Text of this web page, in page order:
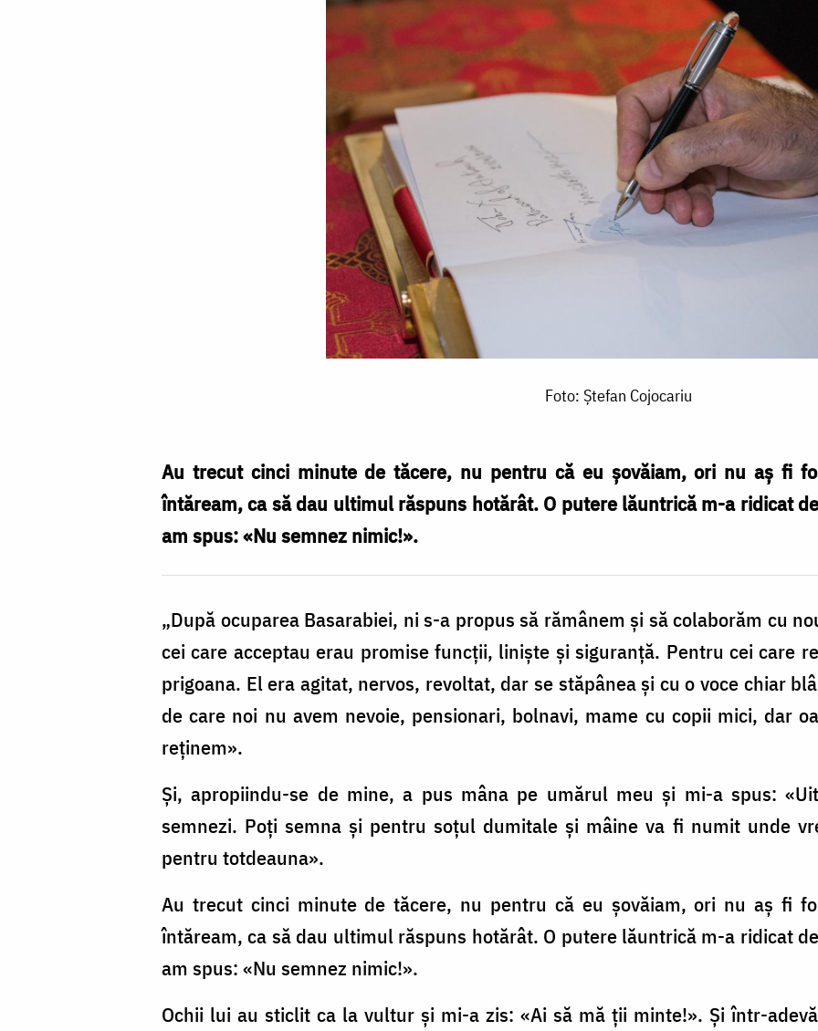
Foto: Ștefan Cojocariu
Au trecut cinci minute de tăcere, nu pentru că eu şovăiam, ori nu aş fi
întăream, ca să dau ultimul răspuns hotărât. O putere lăuntrică m-a ridicat
am spus: «Nu semnez nimic!».
„După ocuparea Basarabiei, ni s-a propus să rămânem şi să colaborăm cu
cei care acceptau erau promise funcţii, linişte şi siguranţă. Pentru cei care
prigoana. El era agitat, nervos, revoltat, dar se stăpânea şi cu o voce chiar
de care noi nu avem nevoie, pensionari, bolnavi, mame cu copii mici, dar
reţinem».
Şi, apropiindu-se de mine, a pus mâna pe umărul meu şi mi-a spus:
semnezi. Poţi semna şi pentru soţul dumitale şi mâine va fi numit unde
pentru totdeauna».
Au trecut cinci minute de tăcere, nu pentru că eu şovăiam, ori nu aş fi
întăream, ca să dau ultimul răspuns hotărât. O putere lăuntrică m-a ridicat
am spus: «Nu semnez nimic!».
Ochii lui au sticlit ca la vultur şi mi-a zis: «Ai să mă ţii minte!». Şi într-